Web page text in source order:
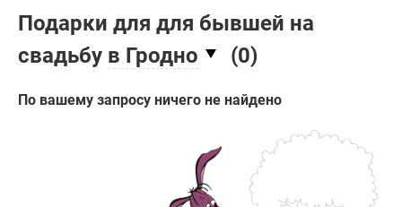
Подарки для для бывшей на
свадьбу в Гродно (0)
По вашему запросу ничего не найдено